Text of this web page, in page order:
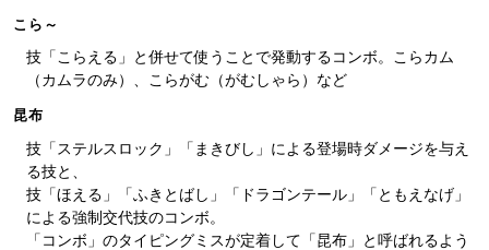
こら～
技「こらえる」と併せて使うことで発動するコンボ。こらカム
（カムラのみ）、こらがむ（がむしゃら）など
昆布
技「ステルスロック」「まきびし」による登場時ダメージを与え
る技と、
技「ほえる」「ふきとばし」「ドラゴンテール」「ともえなげ」
による強制交代技のコンボ。
「コンボ」のタイピングミスが定着して「昆布」と呼ばれるよう